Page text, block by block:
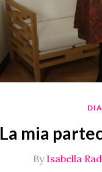
La mia
By Isabella